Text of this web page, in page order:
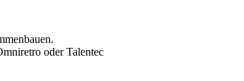
oder Talentec